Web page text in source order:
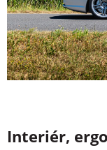
Interiér,